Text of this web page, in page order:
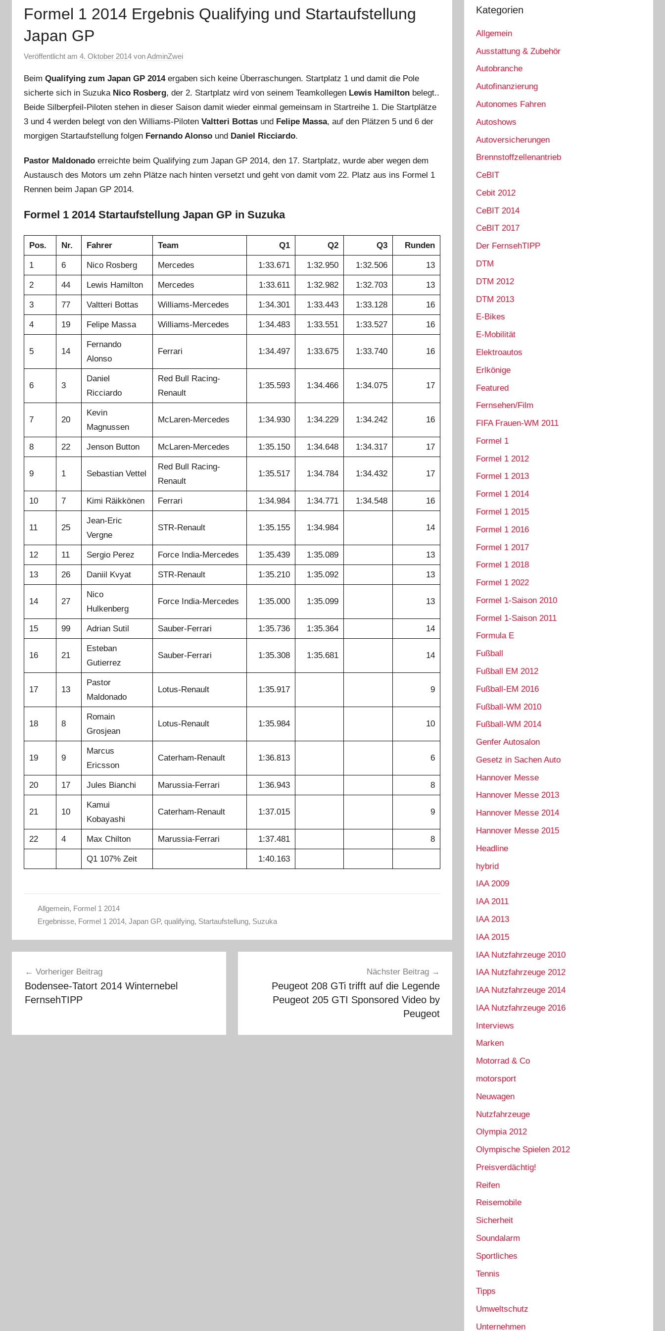
Formel 1 2014 Ergebnis Qualifying und Startaufstellung
Japan GP
Veröffentlicht am 4. Oktober 2014 vonAdminZwei
Beim Qualifying zum Japan GP 2014ergaben sich keine Überraschungen. Startplatz 1 und damit die Pole
sicherte sich in Suzuka Nico Rosberg, der 2. Startplatz wird von seinem Teamkollegen Lewis Hamilton belegt..
Beide Silberpfeil-Piloten stehen in dieser Saison damit wieder einmal gemeinsam in Startreihe 1. Die Startplätze
3 und 4 werden belegt von den Williams-Piloten Valtteri Bottas und Felipe Massa, auf den Plätzen 5 und 6 der
morgigen Startaufstellung folgen Fernando Alonso und Daniel Ricciardo.
Pastor Maldonado erreichte beim Qualifying zum Japan GP 2014, den 17. Startplatz, wurde aber wegen dem
Austausch des Motors um zehn Plätze nach hinten versetzt und geht von damit vom 22. Platz aus ins Formel 1
Rennen beim Japan GP 2014.
Formel 1 2014 Startaufstellung Japan GP in Suzuka
Pos. Nr. Fahrer Team Q1 Q2 Q3 Runden
1 6 Nico Rosberg Mercedes 1:33.671 1:32.950 1:32.506 13
2 44 Lewis Hamilton Mercedes 1:33.611 1:32.982 1:32.703 13
3 77 Valtteri Bottas Williams-Mercedes 1:34.301 1:33.443 1:33.128 16
4 19 Felipe Massa Williams-Mercedes 1:34.483 1:33.551 1:33.527 16
5 14
Fernando
Alonso
Ferrari 1:34.497 1:33.675 1:33.740 16
6 3
Daniel
Ricciardo
Red Bull Racing-
Renault
1:35.593 1:34.466 1:34.075 17
7 20
Kevin
Magnussen
McLaren-Mercedes 1:34.930 1:34.229 1:34.242 16
8 22 Jenson Button McLaren-Mercedes 1:35.150 1:34.648 1:34.317 17
9 1 Sebastian Vettel
Red Bull Racing-
Renault
1:35.517 1:34.784 1:34.432 17
10 7 Kimi Räikkönen Ferrari 1:34.984 1:34.771 1:34.548 16
11 25
Jean-Eric
Vergne
STR-Renault 1:35.155 1:34.984 14
12 11 Sergio Perez Force India-Mercedes 1:35.439 1:35.089 13
13 26 Daniil Kvyat STR-Renault 1:35.210 1:35.092 13
14 27
Nico
Hulkenberg
Force India-Mercedes 1:35.000 1:35.099 13
15 99 Adrian Sutil Sauber-Ferrari 1:35.736 1:35.364 14
16 21
Esteban
Gutierrez
Sauber-Ferrari 1:35.308 1:35.681 14
17 13
Pastor
Maldonado
Lotus-Renault 1:35.917 9
18 8
Romain
Grosjean
Lotus-Renault 1:35.984 10
19 9
Marcus
Ericsson
Caterham-Renault 1:36.813 6
20 17 Jules Bianchi Marussia-Ferrari 1:36.943 8
21 10
Kamui
Kobayashi
Caterham-Renault 1:37.015 9
22 4 Max Chilton Marussia-Ferrari 1:37.481 8
Q1 107% Zeit 1:40.163
Allgemein, Formel 1 2014
Ergebnisse, Formel 1 2014, Japan GP, qualifying, Startaufstellung, Suzuka
Vorheriger Beitrag
Bodensee-Tatort 2014 Winternebel
FernsehTIPP
Nächster Beitrag
Peugeot 208 GTi trifft auf die Legende
Peugeot 205 GTI Sponsored Video by
Peugeot
Kategorien
Allgemein
Ausstattung & Zubehör
Autobranche
Autofinanzierung
Autonomes Fahren
Autoshows
Autoversicherungen
Brennstoffzellenantrieb
CeBIT
Cebit 2012
CeBIT 2014
CeBIT 2017
Der FernsehTIPP
DTM
DTM 2012
DTM 2013
E-Bikes
E-Mobilität
Elektroautos
Erlkönige
Featured
Fernsehen/Film
FIFA Frauen-WM 2011
Formel 1
Formel 1 2012
Formel 1 2013
Formel 1 2014
Formel 1 2015
Formel 1 2016
Formel 1 2017
Formel 1 2018
Formel 1 2022
Formel 1-Saison 2010
Formel 1-Saison 2011
Formula E
Fußball
Fußball EM 2012
Fußball-EM 2016
Fußball-WM 2010
Fußball-WM 2014
Genfer Autosalon
Gesetz in Sachen Auto
Hannover Messe
Hannover Messe 2013
Hannover Messe 2014
Hannover Messe 2015
Headline
hybrid
IAA 2009
IAA 2011
IAA 2013
IAA 2015
IAA Nutzfahrzeuge 2010
IAA Nutzfahrzeuge 2012
IAA Nutzfahrzeuge 2014
IAA Nutzfahrzeuge 2016
Interviews
Marken
Motorrad & Co
motorsport
Neuwagen
Nutzfahrzeuge
Olympia 2012
Olympische Spielen 2012
Preisverdächtig!
Reifen
Reisemobile
Sicherheit
Soundalarm
Sportliches
Tennis
Tipps
Umweltschutz
Unternehmen